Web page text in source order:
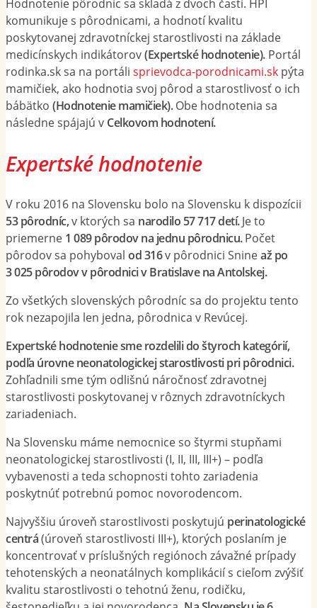
Hodnotenie pôrodníc sa skladá z dvoch častí. HPI
komunikuje s pôrodnicami, a hodnotí kvalitu
poskytovanej zdravotníckej starostlivosti na základe
medicínskych indikátorov(Expertské hodnotenie).Portál
rodinka.sk sa na portáli sprievodca-porodnicami.sk pýta
mamičiek, ako hodnotia svoj pôrod a starostlivosť o ich
bábätko (Hodnotenie mamičiek).Obe hodnotenia sa
následne spájajú v Celkovom hodnotení.
Expertské hodnotenie
V roku 2016 na Slovensku bolo na Slovensku k dispozícii
53 pôrodníc,v ktorých sa narodilo 57 717 detí.Je to
priemerne 1 089 pôrodov na jednu pôrodnicu.Počet
pôrodov sa pohyboval od 316v pôrodnici Snineaž po
3 025 pôrodov v pôrodnici v Bratislave na Antolskej.
Zo všetkých slovenských pôrodníc sa do projektu tento
rok nezapojila len jedna, pôrodnica v Revúcej.
Expertské hodnotenie sme rozdelili do štyroch kategórií,
podľa úrovne neonatologickej starostlivosti pri pôrodnici.
Zohľadnili sme tým odlišnú náročnosť zdravotnej
starostlivosti poskytovanej v rôznych zdravotníckych
zariadeniach.
Na Slovensku máme nemocnice so štyrmi stupňami
neonatologickej starostlivosti (I, II, III, III+) – podľa
vybavenosti a teda schopnosti tohto zariadenia
poskytnúť potrebnú pomoc novorodencom.
Najvyššiu úroveň starostlivosti poskytujú perinatologické
centrá(úroveň starostlivosti III+), ktorých poslaním je
koncentrovať v príslušných regiónoch závažné prípady
tehotenských a neonatálnych komplikácií s cieľom zvýšiť
kvalitu starostlivosti o tehotnú ženu, rodičku,